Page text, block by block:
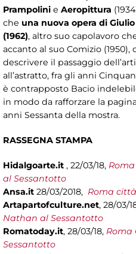
Prampolini e Aeropittura
che una nuova opera di
(1962), altro suo capolavoro
accanto al suo Comizio
descrivere il passaggio
all’astratto, fra gli anni
è contrapposto Bacio
in modo da rafforzare la
anni Sessanta della mostra.
RASSEGNA STAMPA
Hidalgoarte.it , 22/03/18,
al Sessantotto
Ansa.it 28/03/2018, Roma
Artapartofculture.net, 28/03/
Nathan al Sessantotto
Romatoday.it, 28/03/18, Roma
Sessantotto